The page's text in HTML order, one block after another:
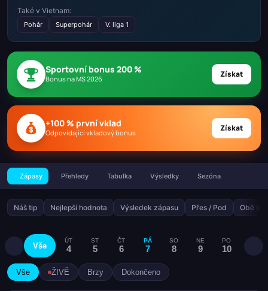
Také v Vietnam:
Pohár Superpohár V. liga 1
Sportovní bonus 200 %
Bonus na MS 2026 Získat
+100 % první vklad
Odpovídající vkladový bonus Získat
Zápasy Přehledy Tabulka Výsledky Sezóna
Náš tip Nejlepší hodnota Výsledek zápasu Přes / Pod Obě
Vše
ÚT
4
ST
5
ČT
6
PÁ
7
SO
8
NE
9
PO
10
Vše ŽIVĚ Brzy Dokončeno